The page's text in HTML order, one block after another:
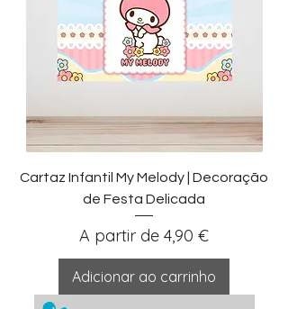
Cartaz Infantil My Melody | Decoração
de Festa Delicada
A partir de 4,90 €
Preço promocional
Adicionar ao carrinho